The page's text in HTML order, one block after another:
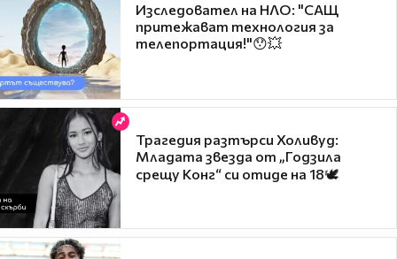
Изследовател на НЛО: "САЩ
притежават технология за
телепортация!"😯💥
Трагедия разтърси Холивуд:
Младата звезда от „Годзила
срещу Конг“ си отиде на 18🕊️